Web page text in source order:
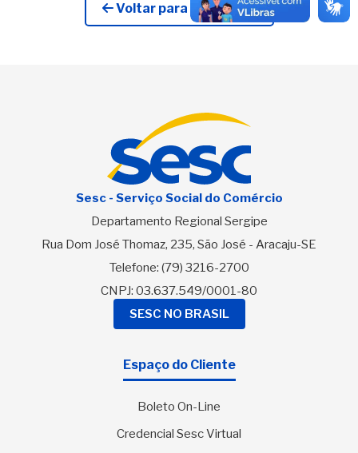
Voltar para Licitações
Sesc - Serviço Social do Comércio
Departamento Regional Sergipe
Rua Dom José Thomaz, 235, São José - Aracaju-SE
Telefone: (79) 3216-2700
CNPJ: 03.637.549/0001-80
SESC NO BRASIL
Espaço do Cliente
Boleto On-Line
Credencial Sesc Virtual